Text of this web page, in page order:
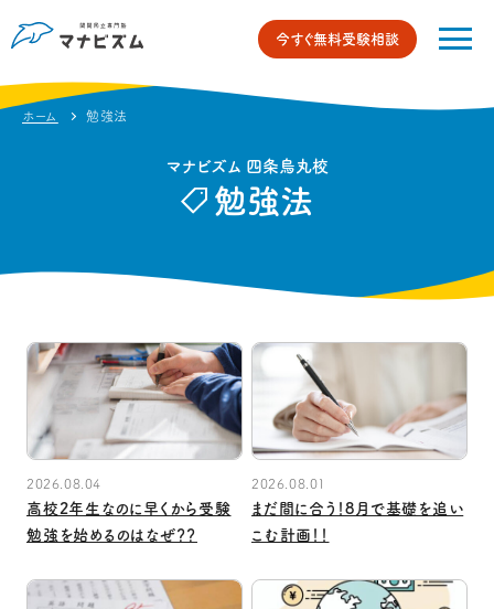
今すぐ無料受験相談
ホーム 勉強法
マナビズム 四条烏丸校
勉強法
2026.08.04
高校2年生なのに早くから受験
勉強を始めるのはなぜ？？
2026.08.01
まだ間に合う！8月で基礎を追い
こむ計画！！